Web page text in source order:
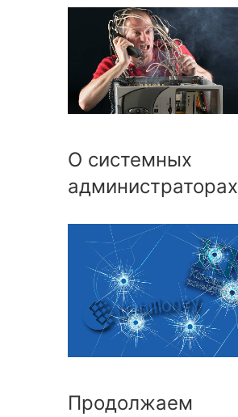
О системных
администраторах
Продолжаем